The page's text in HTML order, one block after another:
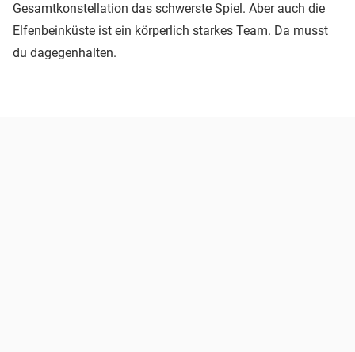
Gesamtkonstellation das schwerste Spiel. Aber auch die
Elfenbeinküste ist ein körperlich starkes Team. Da musst
du dagegenhalten.